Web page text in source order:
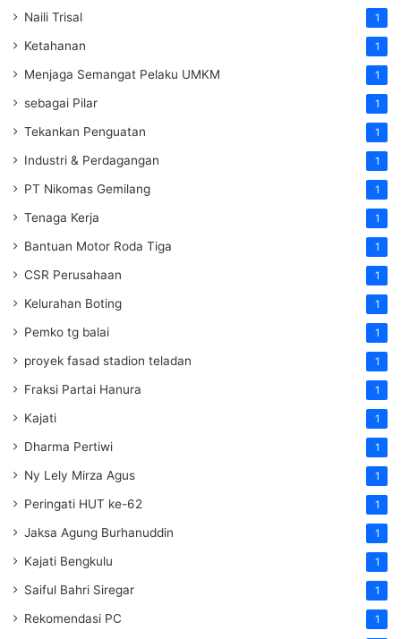
Naili Trisal 1
Ketahanan 1
Menjaga Semangat Pelaku UMKM 1
sebagai Pilar 1
Tekankan Penguatan 1
Industri & Perdagangan 1
PT Nikomas Gemilang 1
Tenaga Kerja 1
Bantuan Motor Roda Tiga 1
CSR Perusahaan 1
Kelurahan Boting 1
Pemko tg balai 1
proyek fasad stadion teladan 1
Fraksi Partai Hanura 1
Kajati 1
Dharma Pertiwi 1
Ny Lely Mirza Agus 1
Peringati HUT ke-62 1
Jaksa Agung Burhanuddin 1
Kajati Bengkulu 1
Saiful Bahri Siregar 1
Rekomendasi PC 1